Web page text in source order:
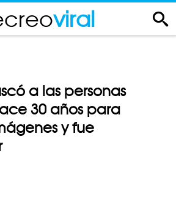
viral
a las personas
30 años para
y fue